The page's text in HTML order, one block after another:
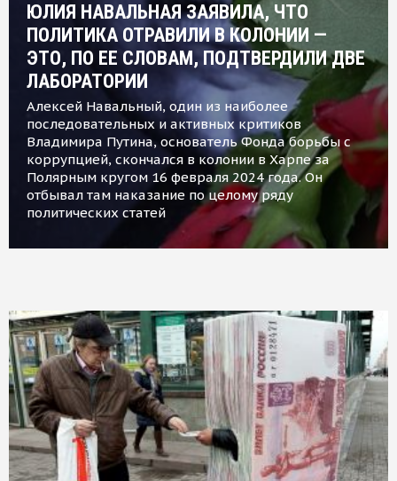
ЮЛИЯ НАВАЛЬНАЯ ЗАЯВИЛА, ЧТО
ПОЛИТИКА ОТРАВИЛИ В КОЛОНИИ —
ЭТО, ПО ЕЕ СЛОВАМ, ПОДТВЕРДИЛИ ДВЕ
ЛАБОРАТОРИИ
Алексей Навальный, один из наиболее
последовательных и активных критиков
Владимира Путина, основатель Фонда борьбы с
коррупцией, скончался в колонии в Харпе за
Полярным кругом 16 февраля 2024 года. Он
отбывал там наказание по целому ряду
политических статей